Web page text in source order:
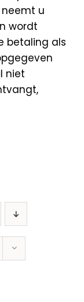
neemt u
wordt
betaling als
niet